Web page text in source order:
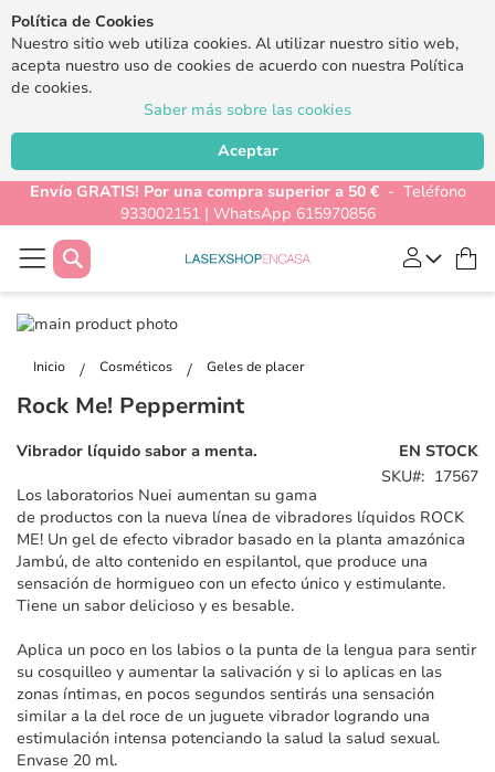
Política de Cookies
Nuestro sitio web utiliza cookies. Al utilizar nuestro sitio web,
acepta nuestro uso de cookies de acuerdo con nuestra Política
de cookies.
Saber más sobre las cookies
Aceptar
Envío GRATIS! Por una compra superior a 50 €- Teléfono
933002151 | WhatsApp 615970856
Buscar
Inicio Cosméticos Geles de placer
Saltar
final
la
de
de
galería
imágenes
Rock Me! Peppermint
EN STOCK
SKU
17567
Vibrador líquido sabor a menta.
Los laboratorios Nuei aumentan su gama
de productos con la nueva línea de vibradores líquidos ROCK
ME! Un gel de efecto vibrador basado en la planta amazónica
Jambú, de alto contenido en espilantol, que produce una
sensación de hormigueo con un efecto único y estimulante.
Tiene un sabor delicioso y es besable.
Aplica un poco en los labios o la punta de la lengua para sentir
su cosquilleo y aumentar la salivación y si lo aplicas en las
zonas íntimas, en pocos segundos sentirás una sensación
similar a la del roce de un juguete vibrador logrando una
estimulación intensa potenciando la salud la salud sexual.
Envase 20 ml.